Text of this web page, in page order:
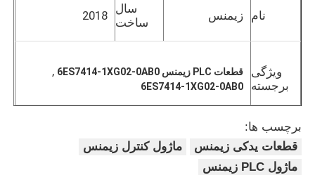
نام زیمنس
سال
ساخت
2018
ویژگی
برجسته
قطعات PLC زیمنس 6ES7414-1XG02-0AB0 ,
6ES7414-1XG02-0AB0
برچسب ها:
قطعات یدکی زیمنس
ماژول کنترل زیمنس
ماژول PLC زیمنس